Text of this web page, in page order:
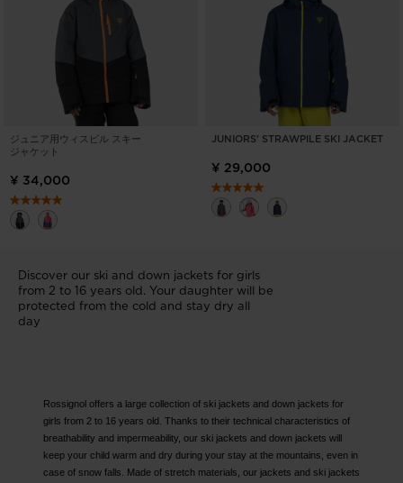
ジュニア用ウィスピル スキー
ジャケット
¥ 34,000
JUNIORS' STRAWPILE SKI JACKET
¥ 29,000
Discover our ski and down jackets for girls
from 2 to 16 years old. Your daughter will be
protected from the cold and stay dry all
day
Rossignol offers a large collection of ski jackets and down jackets for
girls from 2 to 16 years old. Thanks to their technical characteristics of
breathability and impermeability, our ski jackets and down jackets will
keep your child warm and dry during your stay at the mountains, even in
case of snow falls. Made of stretch materials, our jackets and ski jackets